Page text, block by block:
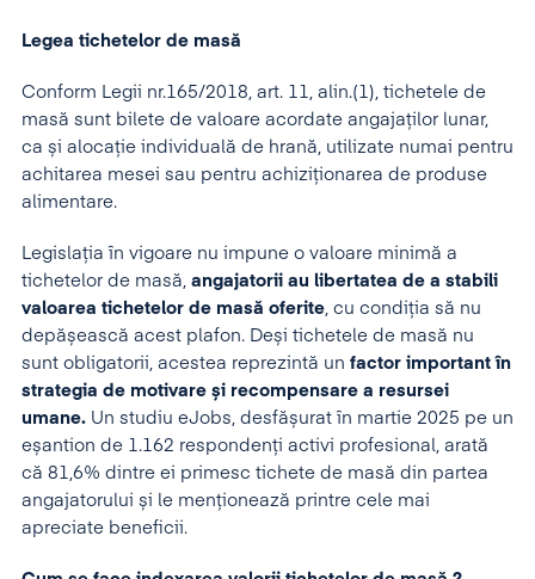
Legea tichetelor de masă
Conform Legii nr.165/2018, art. 11, alin.(1), tichetele de
masă sunt bilete de valoare acordate angajaților lunar,
ca și alocație individuală de hrană, utilizate numai pentru
achitarea mesei sau pentru achiziționarea de produse
alimentare.
Legislația în vigoare nu impune o valoare minimă a
tichetelor de masă, angajatorii au libertatea de a stabili
valoarea tichetelor de masă oferite , cu condiția să nu
depășească acest plafon. Deși tichetele de masă nu
sunt obligatorii, acestea reprezintă un factor important în
strategia de motivare și recompensare a resursei
umane. Un studiu eJobs, desfășurat în martie 2025 pe un
eșantion de 1.162 respondenți activi profesional, arată
că 81,6% dintre ei primesc tichete de masă din partea
angajatorului și le menționează printre cele mai
apreciate beneficii.